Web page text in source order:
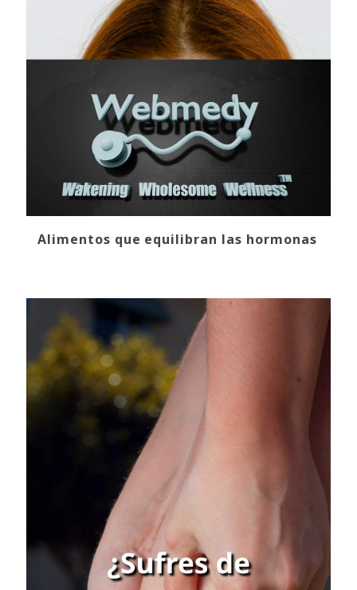
Alimentos que equilibran las hormonas